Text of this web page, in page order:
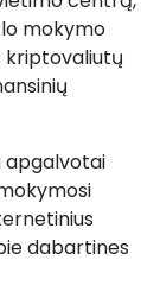
mokymo
kriptovaliutų
apgalvotai
dabartines